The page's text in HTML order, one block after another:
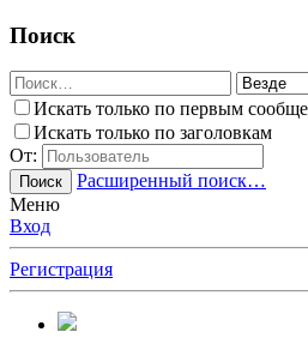
Поиск
Искать только по первым
Искать только по заголовкам
От:
Поиск
Расширенный поиск…
Меню
Вход
Регистрация